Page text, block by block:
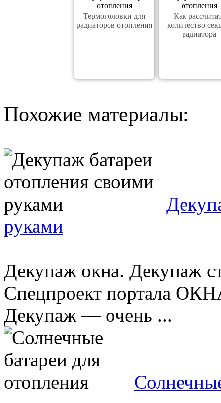
Термоголовки для
радиаторов отопления
Как
количество
радиатора
Похожие материалы:
руками
Декупаж окна. Декупаж
Спецпроект портала
Декупаж — очень ...